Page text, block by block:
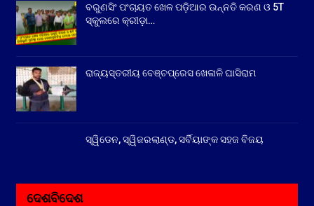
ବରୁଣସିଂ ପଂଚାୟତ ଖେଳ ପଡ଼ିଆର ଉନ୍ନତି କରଣ ଓ 5T
ସ୍କୁଲରେ କ୍ରୀଡ଼ା…
ରାଜ୍ୟସ୍ତରୀୟ ବେଞ୍ଚପ୍ରେସ ଖେଳାଳି ଘାସିରାମ
ସ୍ୱିଡେନ, ସ୍ୱିଜରଲାଣ୍ଡ, ସର୍ବିୟାଙ୍କ ସହଜ ବିଜୟ
ଦେଶବିଦେଶ